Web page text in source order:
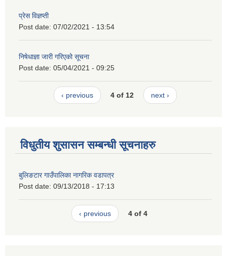
प्रेस विज्ञप्ती
Post date: 07/02/2021 - 13:54
निषेधाज्ञा जारी गरिएको सूचना
Post date: 05/04/2021 - 09:25
‹ previous 4 of 12 next ›
विधुतीय शुसासन सम्बन्धी सूचनाहरु
बुलिङटार गाउँपालिका नागरिक वडापत्र
Post date: 09/13/2018 - 17:13
‹ previous 4 of 4